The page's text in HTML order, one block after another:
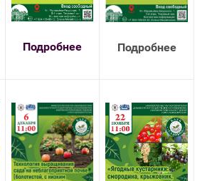
Подробнее Подробнее